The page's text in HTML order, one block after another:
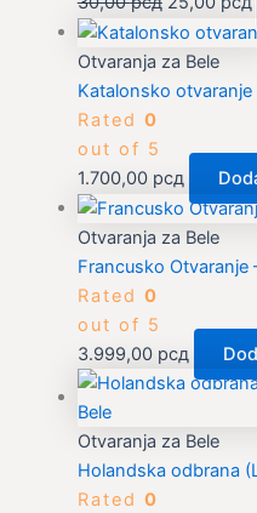
Otvaranja za Bele
Katalonsko otvaranje
Rated 0
out of 5
1.700,00 рсд
Otvaranja za Bele
Francusko Otvaranje
Rated 0
out of 5
3.999,00 рсд
Otvaranja za Bele
Holandska odbrana
Rated 0